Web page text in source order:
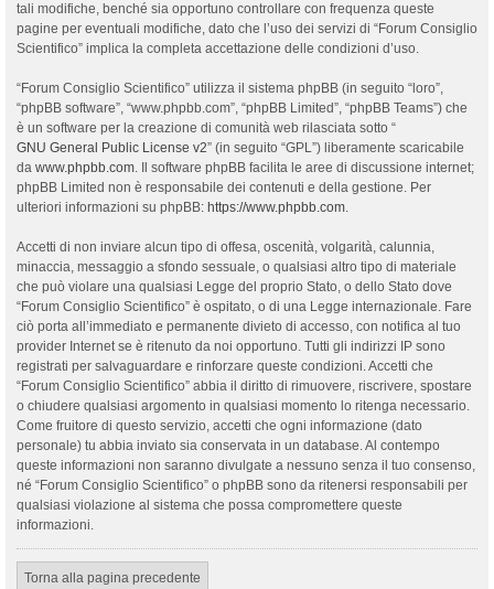
tali modifiche, benché sia opportuno controllare con frequenza queste
pagine per eventuali modifiche, dato che l’uso dei servizi di “Forum Consiglio
Scientifico” implica la completa accettazione delle condizioni d’uso.
“Forum Consiglio Scientifico” utilizza il sistema phpBB (in seguito “loro”,
“phpBB software”, “www.phpbb.com”, “phpBB Limited”, “phpBB Teams”) che
è un software per la creazione di comunità web rilasciata sotto “
GNU General Public License v2” (in seguito “GPL”) liberamente scaricabile
da www.phpbb.com. Il software phpBB facilita le aree di discussione internet;
phpBB Limited non è responsabile dei contenuti e della gestione. Per
ulteriori informazioni su phpBB: https://www.phpbb.com.
Accetti di non inviare alcun tipo di offesa, oscenità, volgarità, calunnia,
minaccia, messaggio a sfondo sessuale, o qualsiasi altro tipo di materiale
che può violare una qualsiasi Legge del proprio Stato, o dello Stato dove
“Forum Consiglio Scientifico” è ospitato, o di una Legge internazionale. Fare
ciò porta all’immediato e permanente divieto di accesso, con notifica al tuo
provider Internet se è ritenuto da noi opportuno. Tutti gli indirizzi IP sono
registrati per salvaguardare e rinforzare queste condizioni. Accetti che
“Forum Consiglio Scientifico” abbia il diritto di rimuovere, riscrivere, spostare
o chiudere qualsiasi argomento in qualsiasi momento lo ritenga necessario.
Come fruitore di questo servizio, accetti che ogni informazione (dato
personale) tu abbia inviato sia conservata in un database. Al contempo
queste informazioni non saranno divulgate a nessuno senza il tuo consenso,
né “Forum Consiglio Scientifico” o phpBB sono da ritenersi responsabili per
qualsiasi violazione al sistema che possa compromettere queste
informazioni.
Torna alla pagina precedente